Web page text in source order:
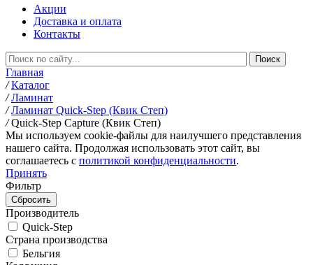
Акции
Доставка и оплата
Контакты
Главная
/ Каталог
/ Ламинат
/ Ламинат Quick-Step (Квик Степ)
/ Quick-Step Capture (Квик Степ)
Мы используем cookie-файлы для наилучшего представления
нашего сайта. Продолжая использовать этот сайт, вы
соглашаетесь c политикой конфиденциальности.
Принять
Фильтр
Производитель
Quick-Step
Страна производства
Бельгия